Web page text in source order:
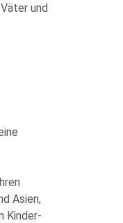
und
Asien,
Kinder-